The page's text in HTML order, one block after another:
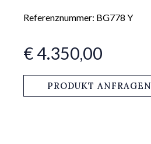
Referenznummer: BG778 Y
€ 4.350,00
PRODUKT ANFRAGEN